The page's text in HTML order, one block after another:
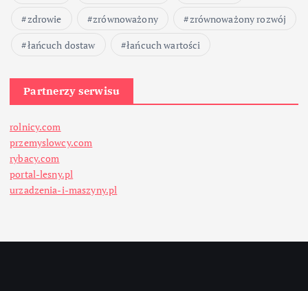
zdrowie
zrównoważony
zrównoważony rozwój
łańcuch dostaw
łańcuch wartości
Partnerzy serwisu
rolnicy.com
przemyslowcy.com
rybacy.com
portal-lesny.pl
urzadzenia-i-maszyny.pl